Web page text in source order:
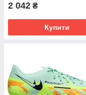
2 042 ₴
Купити